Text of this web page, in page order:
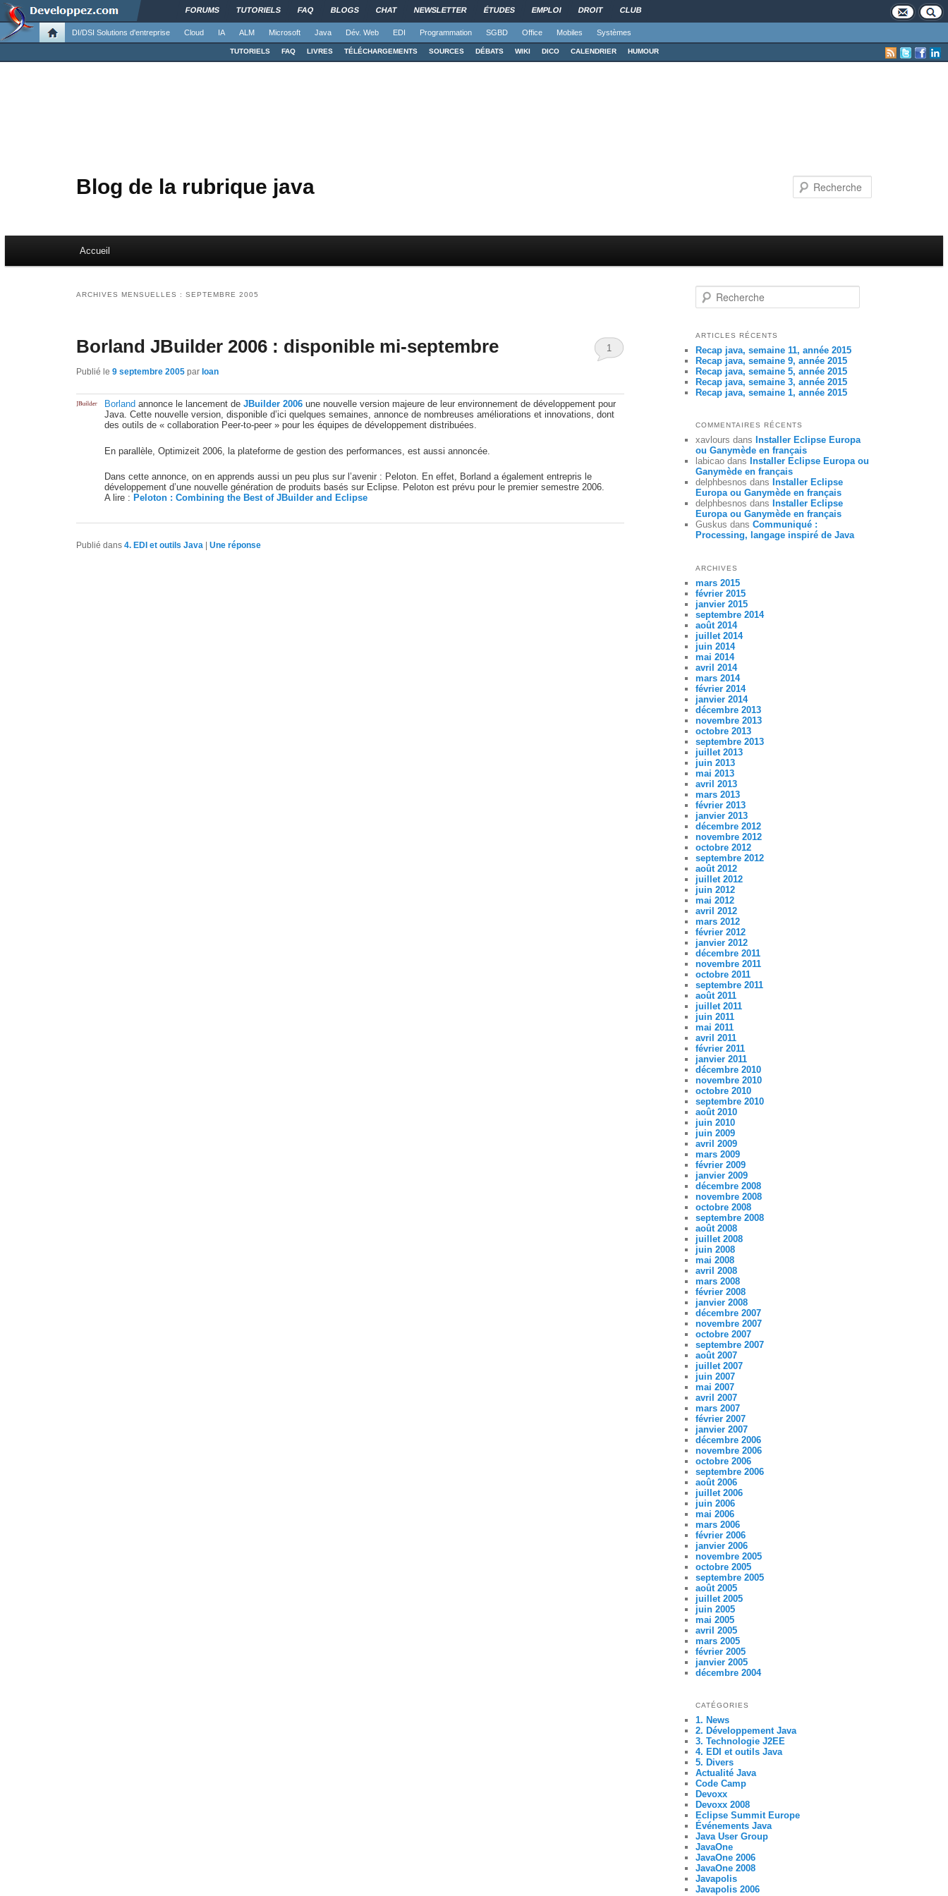
FORUMS TUTORIELS FAQ BLOGS CHAT NEWSLETTER ÉTUDES EMPLOI DROIT CLUB
DI/DSI Solutions d'entreprise Cloud IA ALM Microsoft Java Dév. Web EDI Programmation SGBD Office Mobiles Systèmes
TUTORIELS FAQ LIVRES TÉLÉCHARGEMENTS SOURCES DÉBATS WIKI DICO CALENDRIER HUMOUR
Blog de la rubrique java
Aller au contenu principal
Aller au contenu secondaire
Accueil
ARCHIVES MENSUELLES : SEPTEMBRE 2005
Borland JBuilder 2006 : disponible mi-septembre
Publié le 9 septembre 2005 par Ioan
1
Borland annonce le lancement de JBuilder 2006une nouvelle version majeure de leur environnement de développement pour
Java. Cette nouvelle version, disponible d’ici quelques semaines, annonce de nombreuses améliorations et innovations, dont
des outils de « collaboration Peer-to-peer » pour les équipes de développement distribuées.
En parallèle, Optimizeit 2006, la plateforme de gestion des performances, est aussi annoncée.
Dans cette annonce, on en apprends aussi un peu plus sur l’avenir : Peloton. En effet, Borland a également entrepris le
développement d’une nouvelle génération de produits basés sur Eclipse. Peloton est prévu pour le premier semestre 2006.
A lire : Peloton : Combining the Best of JBuilder and Eclipse
Publié dans 4. EDI et outils Java | Uneréponse
Recherche
ARTICLES RÉCENTS
Recap java, semaine 11, année 2015
Recap java, semaine 9, année 2015
Recap java, semaine 5, année 2015
Recap java, semaine 3, année 2015
Recap java, semaine 1, année 2015
COMMENTAIRES RÉCENTS
xavlours dans Installer Eclipse Europa
ou Ganymède en français
labicao dans Installer Eclipse Europa ou
Ganymède en français
delphbesnos dans Installer Eclipse
Europa ou Ganymède en français
delphbesnos dans Installer Eclipse
Europa ou Ganymède en français
Guskus dansCommuniqué :
Processing, langage inspiré de Java
ARCHIVES
mars 2015
février 2015
janvier 2015
septembre 2014
août 2014
juillet 2014
juin 2014
mai 2014
avril 2014
mars 2014
février 2014
janvier 2014
décembre 2013
novembre 2013
octobre 2013
septembre 2013
juillet 2013
juin 2013
mai 2013
avril 2013
mars 2013
février 2013
janvier 2013
décembre 2012
novembre 2012
octobre 2012
septembre 2012
août 2012
juillet 2012
juin 2012
mai 2012
avril 2012
mars 2012
février 2012
janvier 2012
décembre 2011
novembre 2011
octobre 2011
septembre 2011
août 2011
juillet 2011
juin 2011
mai 2011
avril 2011
février 2011
janvier 2011
décembre 2010
novembre 2010
octobre 2010
septembre 2010
août 2010
juin 2010
juin 2009
avril 2009
mars 2009
février 2009
janvier 2009
décembre 2008
novembre 2008
octobre 2008
septembre 2008
août 2008
juillet 2008
juin 2008
mai 2008
avril 2008
mars 2008
février 2008
janvier 2008
décembre 2007
novembre 2007
octobre 2007
septembre 2007
août 2007
juillet 2007
juin 2007
mai 2007
avril 2007
mars 2007
février 2007
janvier 2007
décembre 2006
novembre 2006
octobre 2006
septembre 2006
août 2006
juillet 2006
juin 2006
mai 2006
mars 2006
février 2006
janvier 2006
novembre 2005
octobre 2005
septembre 2005
août 2005
juillet 2005
juin 2005
mai 2005
avril 2005
mars 2005
février 2005
janvier 2005
décembre 2004
CATÉGORIES
1. News
2. Développement Java
3. Technologie J2EE
4. EDI et outils Java
5. Divers
Actualité Java
Code Camp
Devoxx
Devoxx 2008
Eclipse Summit Europe
Événements Java
Java User Group
JavaOne
JavaOne 2006
JavaOne 2008
Javapolis
Javapolis 2006